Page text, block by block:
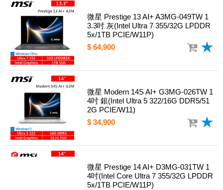
微星 Prestige 13 AI+ A3MG-049TW 1
3.3吋 灰(Intel Ultra 7 355/32G LPDDR
5x/1TB PCIE/W11P)
$ 64,900
微星 Modern 14S AI+ G3MG-026TW 1
4吋 銀(Intel Ultra 5 322/16G DDR5/51
2G PCIE/W11)
$ 34,900
微星 Prestige 14 AI+ D3MG-031TW 1
4吋(Intel Core Ultra 7 355/32G LPDDR
5x/1TB PCIE/W11P)